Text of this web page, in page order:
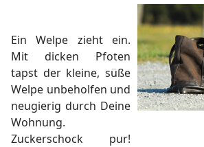
Ein Welpe zieht ein.
Mit dicken Pfoten
tapst der kleine, süße
Welpe unbeholfen und
neugierig durch Deine
Wohnung.
Zuckerschock pur!